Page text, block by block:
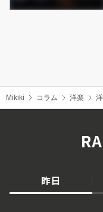
Mikiki コラム 洋楽
昨日